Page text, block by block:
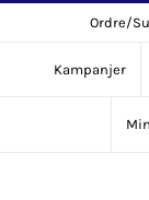
content
Ordre/
Kampanjer